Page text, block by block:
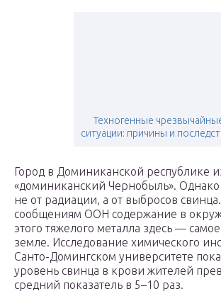
Техногенные
ситуации: причины и
Город в Доминиканской республике
«доминиканский Чернобыль». Однако
не от радиации, а от выбросов
сообщениям ООН содержание в
этого тяжелого металла здесь —
земле. Исследование химического
Санто-Домингском университете
уровень свинца в крови жителей
средний показатель в 5–10 раз.